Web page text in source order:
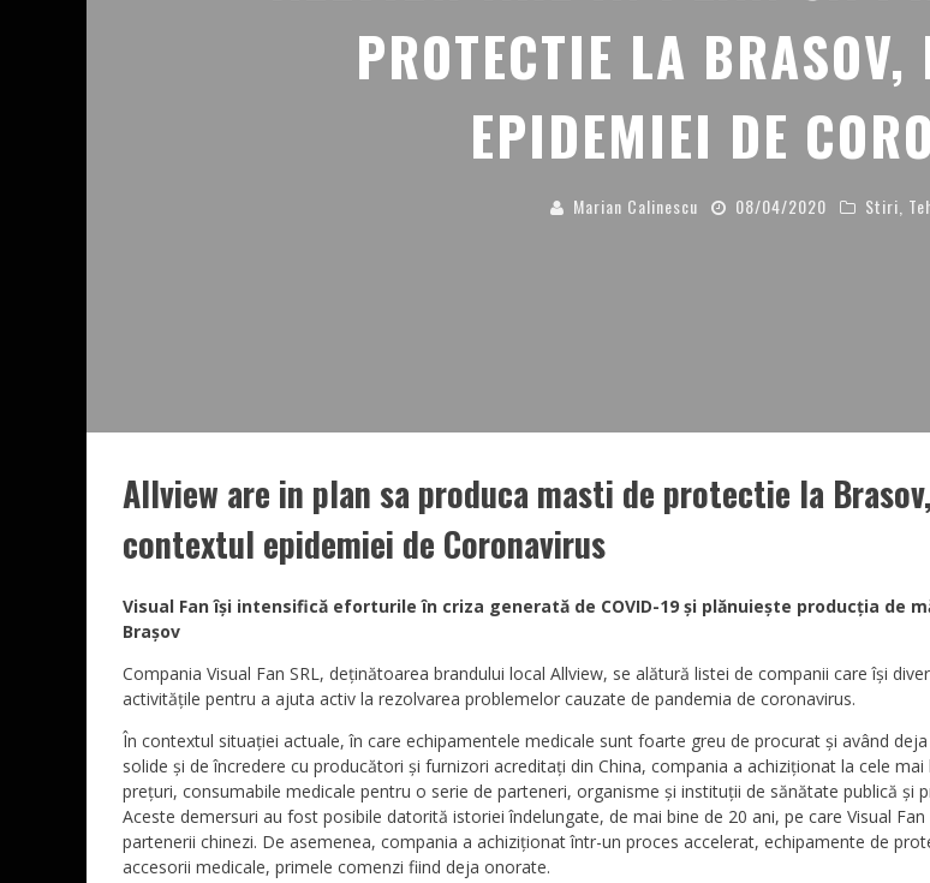
PROTECTIE LA BRASOV,
EPIDEMIEI DE
Marian Calinescu 08/04/2020 Stiri
Allview are in plan sa produca masti de protectie la
contextul epidemiei de Coronavirus
Visual Fan își intensifică eforturile în criza generată de COVID-19 și plănuiește producția de
Brașov
Compania Visual Fan SRL, deținătoarea brandului local Allview, se alătură listei de companii care își
activitățile pentru a ajuta activ la rezolvarea problemelor cauzate de pandemia de coronavirus.
În contextul situației actuale, în care echipamentele medicale sunt foarte greu de procurat și având
solide și de încredere cu producători și furnizori acreditați din China, compania a achiziționat la cele mai
prețuri, consumabile medicale pentru o serie de parteneri, organisme și instituții de sănătate publică și
Aceste demersuri au fost posibile datorită istoriei îndelungate, de mai bine de 20 ani, pe care Visual Fan
partenerii chinezi. De asemenea, compania a achiziționat într-un proces accelerat, echipamente de
accesorii medicale, primele comenzi fiind deja onorate.